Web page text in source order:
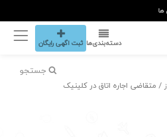
ها
دسته‌بندی‌ها ثبت اگهی رایگان
جستجو
/ متقاضی اجاره اتاق در کلینیک